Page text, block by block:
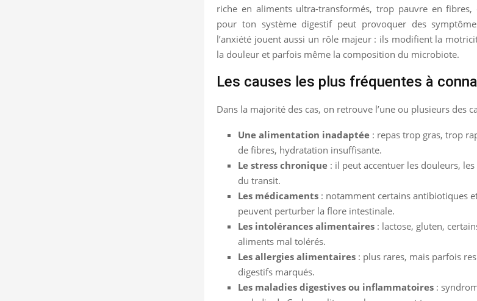
riche en aliments ultra-transformés, trop pauvre en
pour ton système digestif peut provoquer des
l’anxiété jouent aussi un rôle majeur : ils modifient la
la douleur et parfois même la composition du microbiote.
Les causes les plus fréquentes à
Dans la majorité des cas, on retrouve l’une ou plusieurs des
Une alimentation inadaptée : repas trop gras, trop
de fibres, hydratation insuffisante.
Le stress chronique : il peut accentuer les douleurs,
du transit.
Les médicaments : notamment certains antibiotiques
peuvent perturber la flore intestinale.
Les intolérances alimentaires : lactose, gluten,
aliments mal tolérés.
Les allergies alimentaires : plus rares, mais parfois
digestifs marqués.
Les maladies digestives ou inflammatoires :